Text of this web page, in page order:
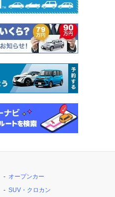
オープンカー
SUV・クロカン